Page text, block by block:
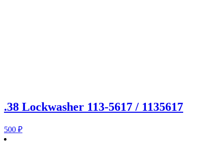
.38 Lockwasher 113-5617 / 1135617
500 ₽